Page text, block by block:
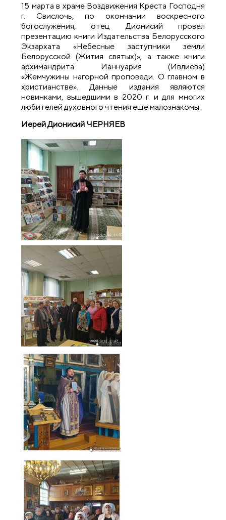
15 марта в храме Воздвижения Креста Господня
г. Свислочь, по окончании воскресного
богослужения, отец Дионисий провел
презентацию книги Издательства Белорусского
Экзархата «Небесные заступники земли
Белорусской (Жития святых)», а также книги
архимандрита Ианнуария (Ивлиева)
«Жемчужины нагорной проповеди. О главном в
христианстве». Данные издания являются
новинками, вышедшими в 2020 г. и для многих
любителей духовного чтения еще малознакомы.
Иерей Дионисий ЧЕРНЯЕВ